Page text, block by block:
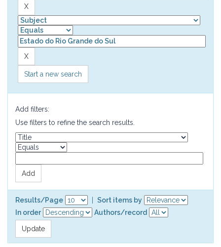
Start a new search
Add filters:
Use filters to refine the search results.
Results/Page
Sort items by
In order
Authors/record